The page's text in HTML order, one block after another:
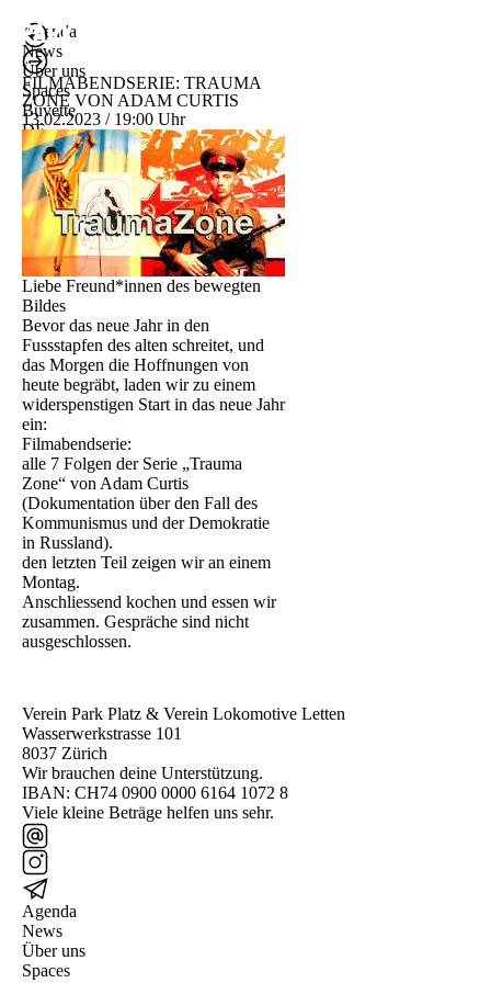
Agenda
News
Über uns
Spaces
Buvette
DE
ENG
FILMABENDSERIE: TRAUMA
ZONE VON ADAM CURTIS
13.02.2023 / 19:00 Uhr
Liebe Freund*innen des bewegten
Bildes
Bevor das neue Jahr in den
Fussstapfen des alten schreitet, und
das Morgen die Hoffnungen von
heute begräbt, laden wir zu einem
widerspenstigen Start in das neue Jahr
ein:
Filmabendserie:
alle 7 Folgen der Serie „Trauma
Zone“ von Adam Curtis
(Dokumentation über den Fall des
Kommunismus und der Demokratie
in Russland).
den letzten Teil zeigen wir an einem
Montag.
Anschliessend kochen und essen wir
zusammen. Gespräche sind nicht
ausgeschlossen.
Verein Park Platz & Verein Lokomotive Letten
Wasserwerkstrasse 101
8037 Zürich
Wir brauchen deine Unterstützung.
IBAN: CH74 0900 0000 6164 1072 8
Viele kleine Beträge helfen uns sehr.
Agenda
News
Über uns
Spaces